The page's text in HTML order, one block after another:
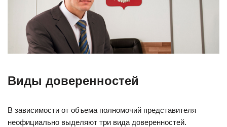
Виды доверенностей
В зависимости от объема полномочий представителя
неофициально выделяют три вида доверенностей.